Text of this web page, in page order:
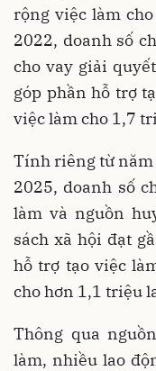
rộng việc làm
2022, doanh số
cho vay giải
góp phần hỗ trợ
việc làm cho 1,7
Tính riêng từ năm
2025, doanh số
làm và nguồn
sách xã hội đạt
hỗ trợ tạo việc
cho hơn 1,1 triệu
Thông qua
làm, nhiều lao